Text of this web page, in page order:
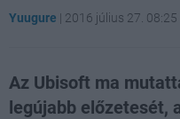
Yuugure | 2016 július 27. 08:25
Az Ubisoft ma
legújabb előzetesét,